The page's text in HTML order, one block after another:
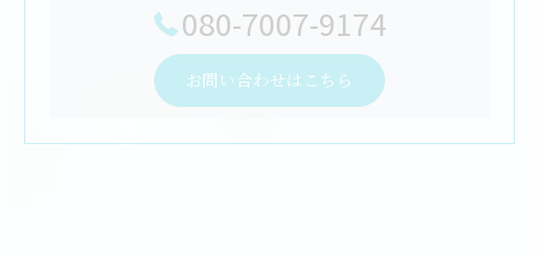
080-7007-9174
お問い合わせはこちら